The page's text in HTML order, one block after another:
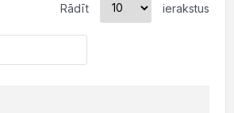
Rādīt ierakstus